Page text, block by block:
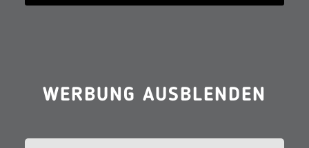
WERBUNG AUSBLENDEN